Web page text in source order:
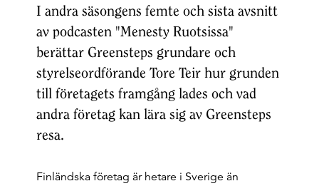
I andra säsongens femte och sista avsnitt
av podcasten "Menesty Ruotsissa"
berättar Greensteps grundare och
styrelseordförande Tore Teir hur grunden
till företagets framgång lades och vad
andra företag kan lära sig av Greensteps
resa.
Finländska företag är hetare i Sverige än